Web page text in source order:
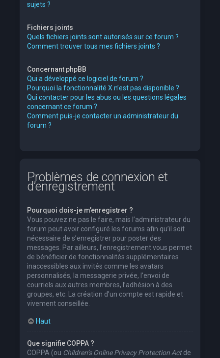
sujets ?
Fichiers joints
Quels fichiers joints sont autorisés sur ce forum ?
Comment trouver tous mes fichiers joints ?
Concernant phpBB
Qui a développé ce logiciel de forum ?
Pourquoi la fonctionnalité X n’est pas disponible ?
Qui contacter pour les abus ou les questions légales
concernant ce forum ?
Comment puis-je contacter un administrateur du
forum ?
Problèmes de connexion et
d’enregistrement
Pourquoi dois-je m’enregistrer ?
Vous pouvez ne pas le faire, mais l’administrateur du
forum peut avoir configuré les forums afin qu’il soit
nécessaire de s’enregistrer pour poster des
messages. Par ailleurs, l’enregistrement vous permet
de bénéficier de fonctionnalités supplémentaires
inaccessibles aux invités comme les avatars
personnalisés, la messagerie privée, l’envoi de
courriels aux autres membres, l’adhésion à des
groupes, etc. La création d’un compte est rapide et
vivement conseillée.
Haut
Que signifie COPPA ?
COPPA (ou Children’s Online Privacy Protection Actde